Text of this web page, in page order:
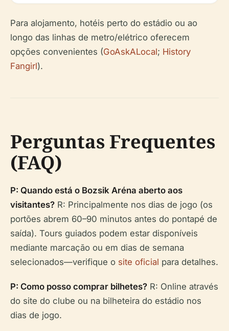
Para alojamento, hotéis perto do estádio ou ao
longo das linhas de metro/elétrico oferecem
opções convenientes (GoAskALocal; History
Fangirl).
Perguntas Frequentes
(FAQ)
P: Quando está o Bozsik Aréna aberto aos
visitantes? R: Principalmente nos dias de jogo (os
portões abrem 60–90 minutos antes do pontapé de
saída). Tours guiados podem estar disponíveis
mediante marcação ou em dias de semana
selecionados—verifique o site oficial para detalhes.
P: Como posso comprar bilhetes? R: Online através
do site do clube ou na bilheteira do estádio nos
dias de jogo.